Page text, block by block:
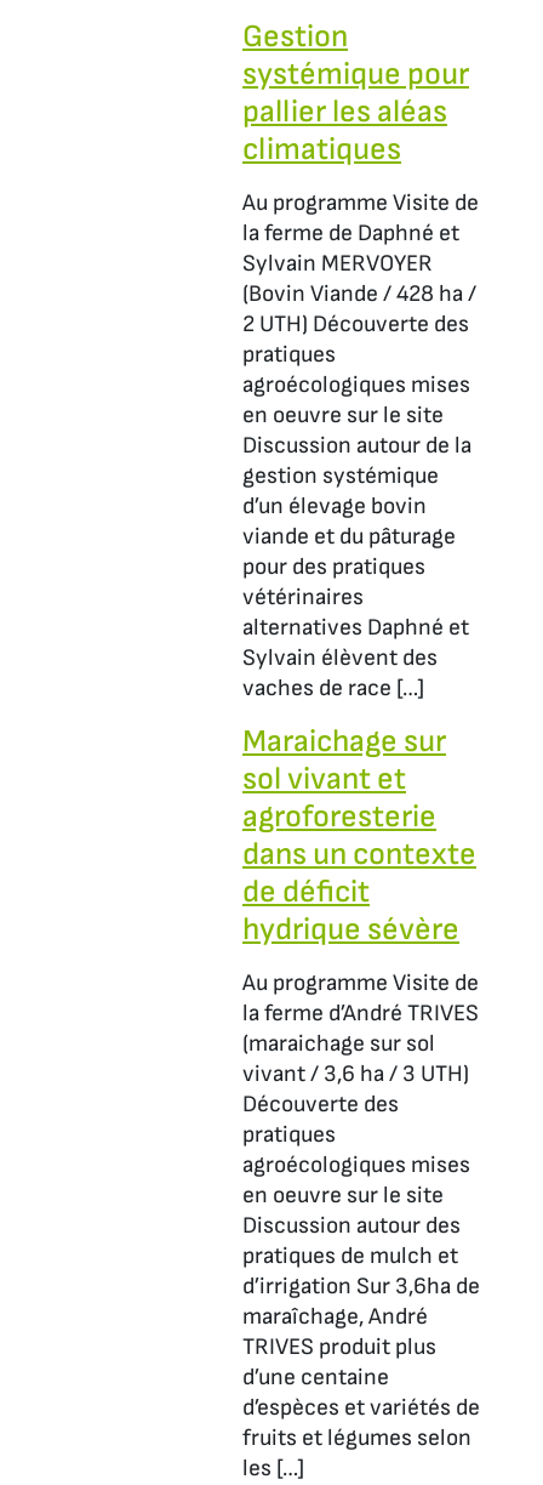
Gestion
systémique pour
pallier les aléas
climatiques
Au programme Visite de
la ferme de Daphné et
Sylvain MERVOYER
(Bovin Viande / 428 ha /
2 UTH) Découverte des
pratiques
agroécologiques mises
en oeuvre sur le site
Discussion autour de la
gestion systémique
d’un élevage bovin
viande et du pâturage
pour des pratiques
vétérinaires
alternatives Daphné et
Sylvain élèvent des
vaches de race […]
Maraichage sur
sol vivant et
agroforesterie
dans un contexte
de déficit
hydrique sévère
Au programme Visite de
la ferme d’André TRIVES
(maraichage sur sol
vivant / 3,6 ha / 3 UTH)
Découverte des
pratiques
agroécologiques mises
en oeuvre sur le site
Discussion autour des
pratiques de mulch et
d’irrigation Sur 3,6ha de
maraîchage, André
TRIVES produit plus
d’une centaine
d’espèces et variétés de
fruits et légumes selon
les […]